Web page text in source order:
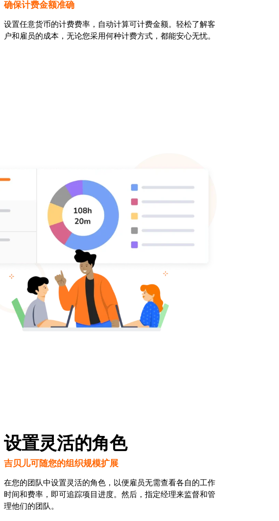
确保计费金额准确
设置任意货币的计费费率，自动计算可计费金额。轻松了解客
户和雇员的成本，无论您采用何种计费方式，都能安心无忧。
设置灵活的角色
吉贝儿可随您的组织规模扩展
在您的团队中设置灵活的角色，以便雇员无需查看各自的工作
时间和费率，即可追踪项目进度。然后，指定经理来监督和管
理他们的团队。